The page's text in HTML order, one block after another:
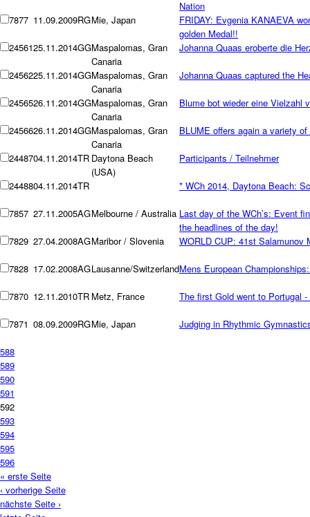
Nation
7877 11.09.2009RGMie, Japan
FRIDAY: Evgenia KANAEVA
golden Medal!!
2456125.11.2014GGMaspalomas, Gran
Canaria
Johanna Quaas eroberte die
2456225.11.2014GGMaspalomas, Gran
Canaria
Johanna Quaas captured the
2456526.11.2014GGMaspalomas, Gran
Canaria
Blume bot wieder eine Vielzahl
2456626.11.2014GGMaspalomas, Gran
Canaria
BLUME offers again a variety
2448704.11.2014TR Daytona Beach
(USA)
Participants / Teilnehmer
2448804.11.2014TR * WCh 2014, Daytona Beach:
7857 27.11.2005AGMelbourne / Australia Last day of the WCh’s: Event
the headlines of the day!
7829 27.04.2008AGMaribor / Slovenia WORLD CUP: 41st Salamunov
7828 17.02.2008AGLausanne/SwitzerlandMens European
7870 12.11.2010TR Metz, France The first Gold went to Portugal
7871 08.09.2009RGMie, Japan Judging in Rhythmic
588
589
590
591
592
593
594
595
596
« erste Seite
‹ vorherige Seite
nächste Seite ›